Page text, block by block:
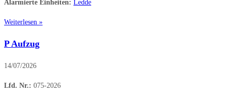
Alarmierte Einheiten: Ledde
Weiterlesen »
P Aufzug
14/07/2026
Lfd. Nr.: 075-2026